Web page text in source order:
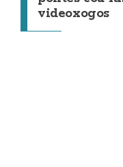
videoxogos